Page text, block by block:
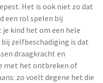
Het is ook niet zo dat
een rol spelen bij
kind het om een hele
zelfbeschadiging is dat
draagkracht en
met het ontbreken of
zo voelt degene het die